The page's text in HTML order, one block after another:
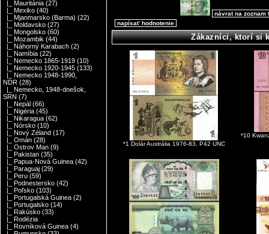
|_ Mauritánia (27)
|_ Mexiko (40)
|_ Mjanmarsko (Barma) (22)
|_ Moldavsko (27)
|_ Mongolsko (60)
|_ Mozambik (44)
|_ Náhorný Karabach (2)
|_ Namíbia (22)
|_ Nemecko 1865-1919 (10)
|_ Nemecko 1920-1945 (133)
|_ Nemecko 1948-1990,
NDR (28)
|_ Nemecko, 1948-dnešok,
SRN (7)
|_ Nepál (66)
|_ Nigéria (45)
|_ Nikaragua (62)
|_ Nórsko (10)
|_ Nový Zéland (17)
|_ Omán (28)
|_ Ostrov Man (9)
|_ Pakistan (35)
|_ Papua-Nová Guinea (42)
|_ Paraguaj (29)
|_ Peru (59)
|_ Podnestersko (42)
|_ Poľsko (103)
|_ Portugalská Guinea (2)
|_ Portugalsko (14)
|_ Rakúsko (33)
|_ Rodézia
|_ Rovníková Guinea (4)
návrat na zoznam
napísať hodnotenie
Zákazníci, ktorí si
*1 Dolár Austrália 1976-83, P42 UNC
*10